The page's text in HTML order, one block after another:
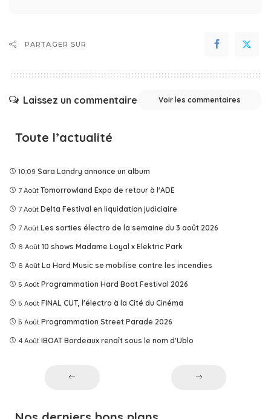
PARTAGER SUR
Laissez un commentaire Voir les commentaires
Toute l’actualité
10:09 Sara Landry annonce un album
7 Août Tomorrowland Expo de retour à l'ADE
7 Août Delta Festival en liquidation judiciaire
7 Août Les sorties électro de la semaine du 3 août 2026
6 Août 10 shows Madame Loyal x Elektric Park
6 Août La Hard Music se mobilise contre les incendies
5 Août Programmation Hard Boat Festival 2026
5 Août FINAL CUT, l'électro à la Cité du Cinéma
5 Août Programmation Street Parade 2026
4 Août IBOAT Bordeaux renaît sous le nom d'Ublo